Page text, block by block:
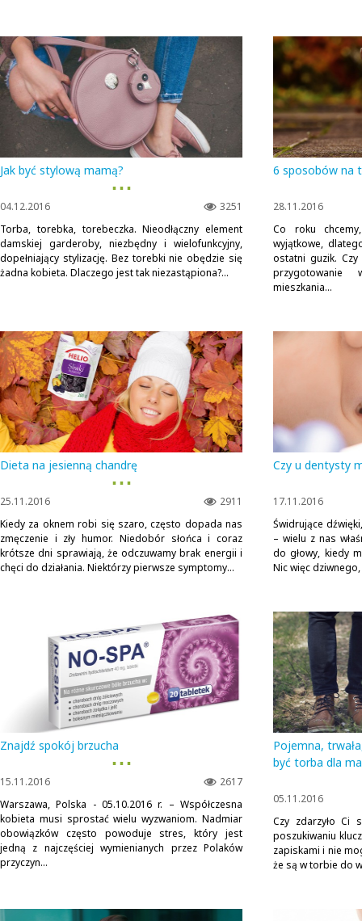
Jak być stylową mamą?
▪ ▪ ▪
3251
04.12.2016
Torba, torebka, torebeczka. Nieodłączny element
damskiej garderoby, niezbędny i wielofunkcyjny,
dopełniający stylizację. Bez torebki nie obędzie się
żadna kobieta. Dlaczego jest tak niezastąpiona?...
6 sposobów na
28.11.2016
Co roku
wyjątkowe,
ostatni guzik.
przygotowanie
mieszkania...
Dieta na jesienną chandrę
▪ ▪ ▪
2911
25.11.2016
Kiedy za oknem robi się szaro, często dopada nas
zmęczenie i zły humor. Niedobór słońca i coraz
krótsze dni sprawiają, że odczuwamy brak energii i
chęci do działania. Niektórzy pierwsze symptomy...
Czy u dentysty
17.11.2016
Świdrujące
– wielu z nas
do głowy, kiedy
Nic więc
Znajdź spokój brzucha
▪ ▪ ▪
2617
15.11.2016
Warszawa, Polska - 05.10.2016 r. – Współczesna
kobieta musi sprostać wielu wyzwaniom. Nadmiar
obowiązków często powoduje stres, który jest
jedną z najczęściej wymienianych przez Polaków
przyczyn...
Pojemna,
być torba dla
05.11.2016
Czy zdarzyło Ci
poszukiwaniu
zapiskami i nie
że są w torbie do